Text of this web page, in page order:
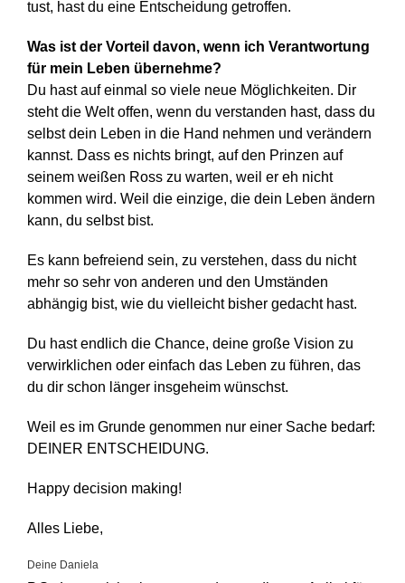
tust, hast du eine Entscheidung getroffen.
Was ist der Vorteil davon, wenn ich Verantwortung
für mein Leben übernehme?
Du hast auf einmal so viele neue Möglichkeiten. Dir
steht die Welt offen, wenn du verstanden hast, dass du
selbst dein Leben in die Hand nehmen und verändern
kannst. Dass es nichts bringt, auf den Prinzen auf
seinem weißen Ross zu warten, weil er eh nicht
kommen wird. Weil die einzige, die dein Leben ändern
kann, du selbst bist.
Es kann befreiend sein, zu verstehen, dass du nicht
mehr so sehr von anderen und den Umständen
abhängig bist, wie du vielleicht bisher gedacht hast.
Du hast endlich die Chance, deine große Vision zu
verwirklichen oder einfach das Leben zu führen, das
du dir schon länger insgeheim wünschst.
Weil es im Grunde genommen nur einer Sache bedarf:
DEINER ENTSCHEIDUNG.
Happy decision making!
Alles Liebe,
Deine Daniela